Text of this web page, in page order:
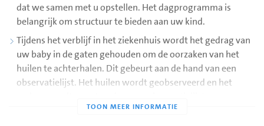
dat we samen met u opstellen. Het dagprogramma is
belangrijk om structuur te bieden aan uw kind.
Tijdens het verblijf in het ziekenhuis wordt het gedrag van
uw baby in de gaten gehouden om de oorzaken van het
huilen te achterhalen. Dit gebeurt aan de hand van een
observatielijst. Het huilen wordt geobserveerd en het